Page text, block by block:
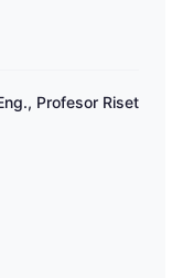
Profesor Riset